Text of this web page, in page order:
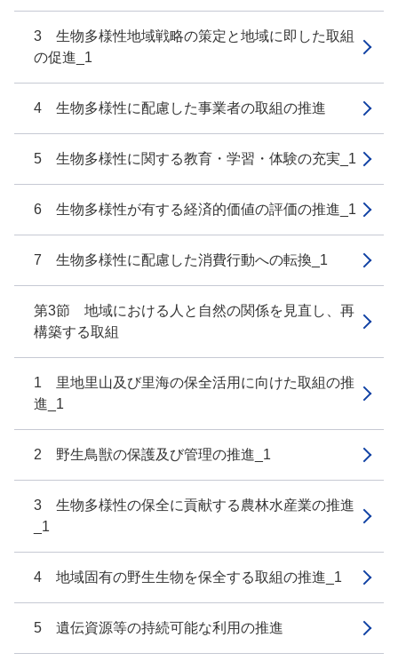
3 生物多様性地域戦略の策定と地域に即した取組
の促進_1
4 生物多様性に配慮した事業者の取組の推進
5 生物多様性に関する教育・学習・体験の充実_1
6 生物多様性が有する経済的価値の評価の推進_1
7 生物多様性に配慮した消費行動への転換_1
第3節 地域における人と自然の関係を見直し、再
構築する取組
1 里地里山及び里海の保全活用に向けた取組の推
進_1
2 野生鳥獣の保護及び管理の推進_1
3 生物多様性の保全に貢献する農林水産業の推進
_1
4 地域固有の野生生物を保全する取組の推進_1
5 遺伝資源等の持続可能な利用の推進